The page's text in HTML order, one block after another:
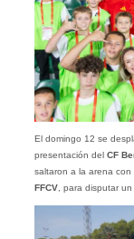
El domingo 12 se
presentación del CF
saltaron a la arena con
FFCV, para disputar un